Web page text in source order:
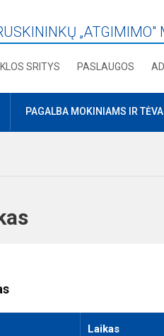
„ATGIMIMO"
SRITYS PASLAUGOS
PAGALBA MOKINIAMS IR
Laikas